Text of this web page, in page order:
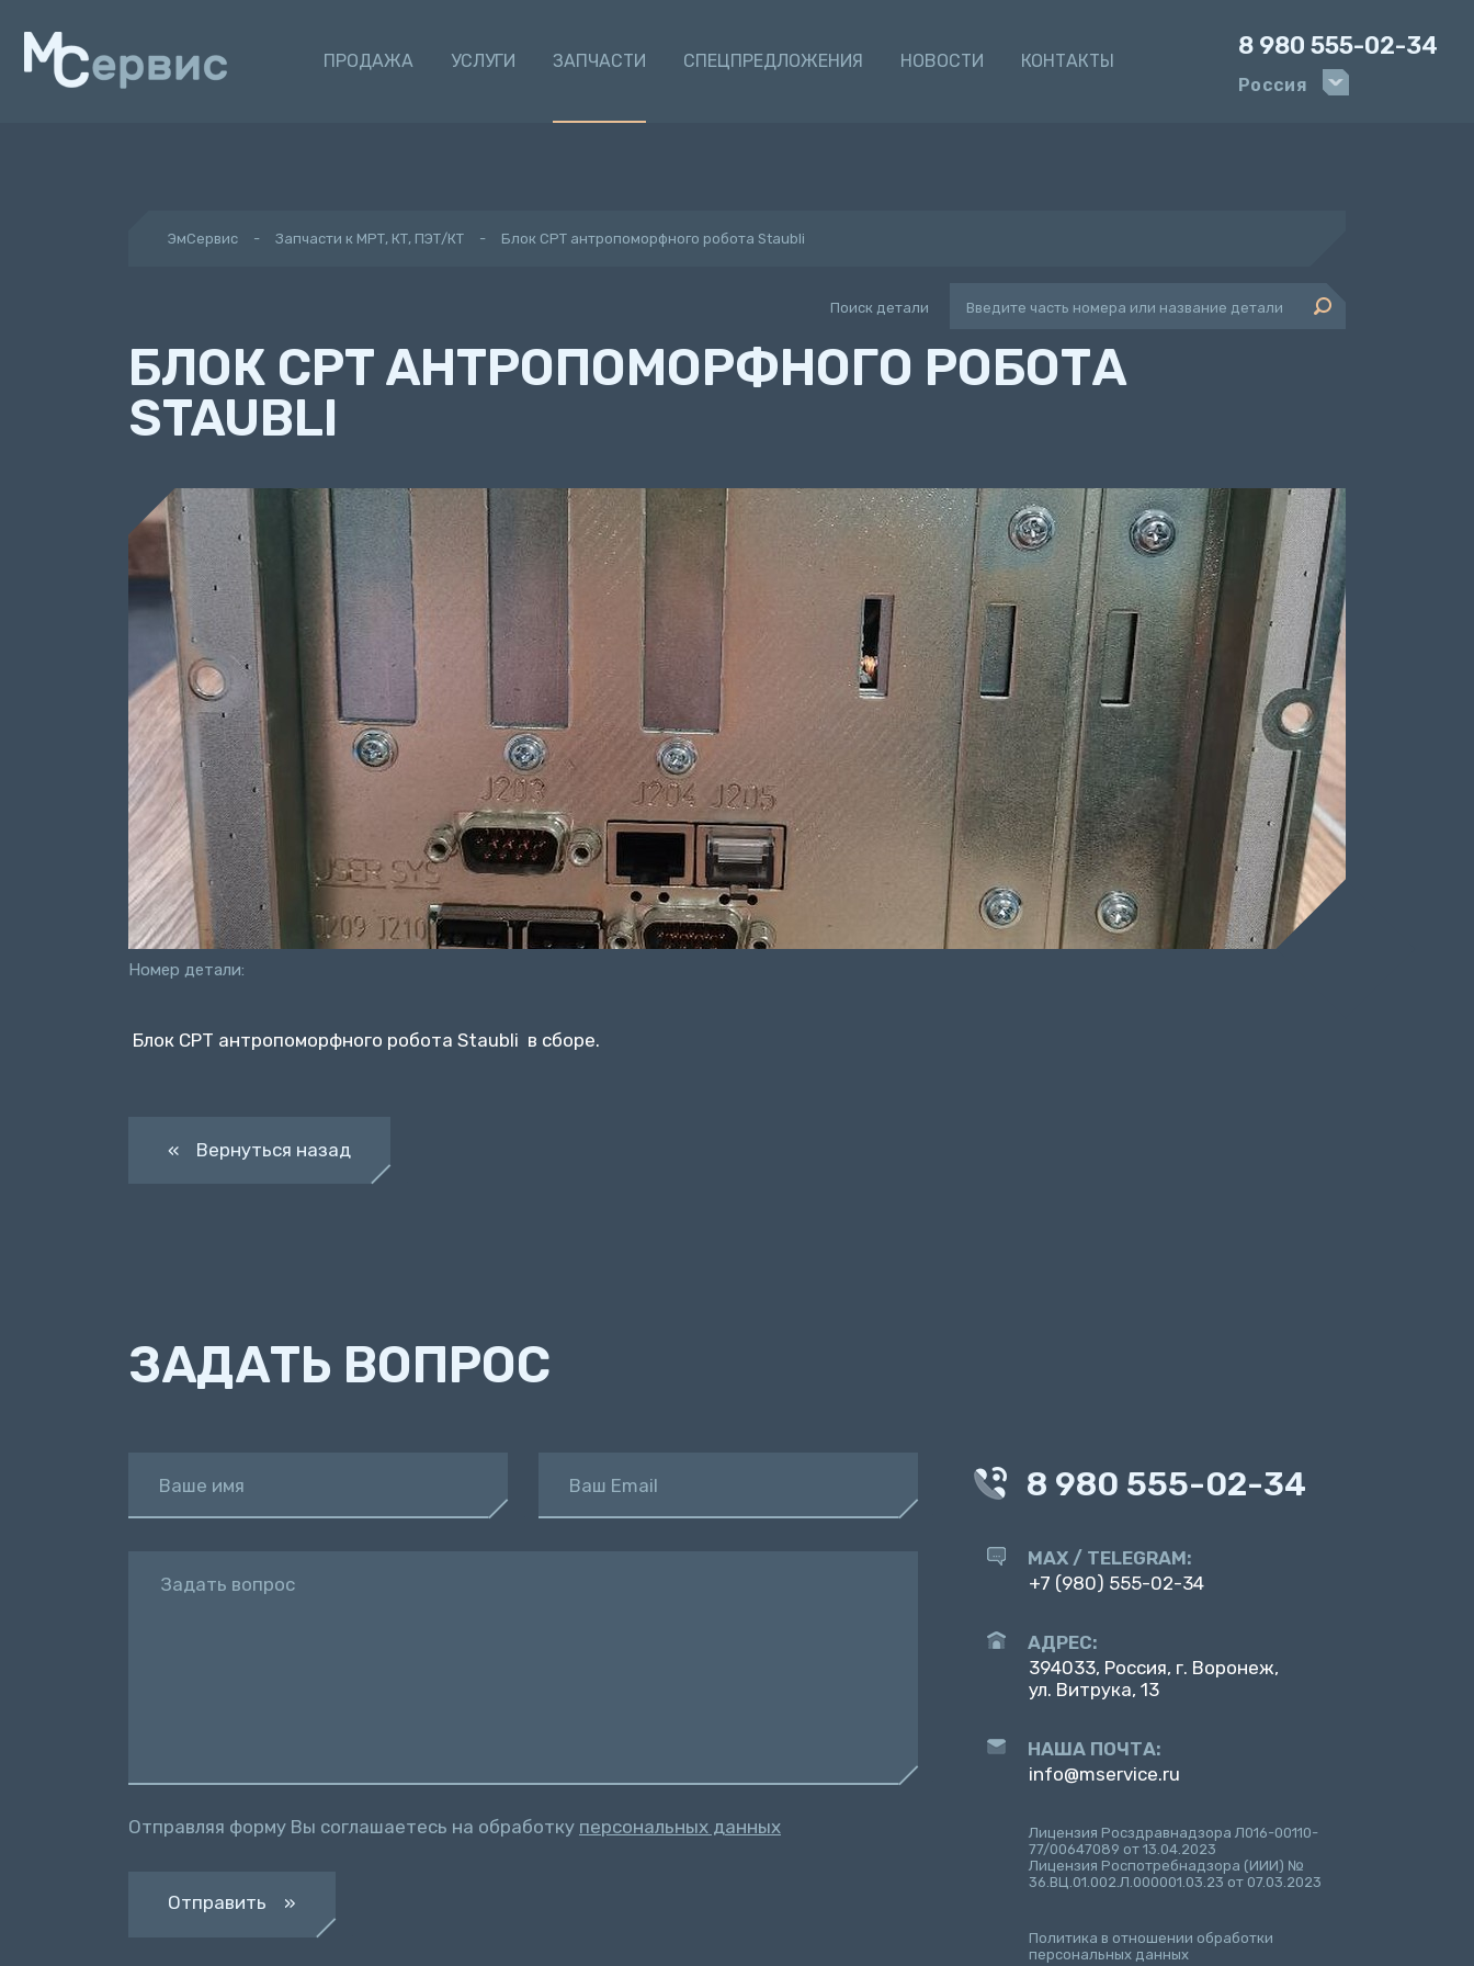
ПРОДАЖА УСЛУГИ ЗАПЧАСТИ СПЕЦПРЕДЛОЖЕНИЯ НОВОСТИ КОНТАКТЫ
8 980 555-02-34
Россия
ЭмСервис Запчасти к МРТ, КТ, ПЭТ/КТ Блок CPT антропоморфного робота Staubli
Поиск детали
БЛОК CPT АНТРОПОМОРФНОГО РОБОТА
STAUBLI
Номер детали:
Блок CPT антропоморфного робота Staubli в сборе.
« Вернуться назад
ЗАДАТЬ ВОПРОС
Ваше имя Ваш Email
Задать вопрос
Отправляя форму Вы соглашаетесь на обработку персональных данных
Отправить »
8 980 555-02-34
MAX / TELEGRAM:
+7 (980) 555-02-34
АДРЕС:
394033, Россия, г. Воронеж,
ул. Витрука, 13
НАША ПОЧТА:
info@mservice.ru
Лицензия Росздравнадзора Л016-00110-
77/00647089 от 13.04.2023
Лицензия Роспотребнадзора (ИИИ) №
36.ВЦ.01.002.Л.000001.03.23 от 07.03.2023
Политика в отношении обработки
персональных данных